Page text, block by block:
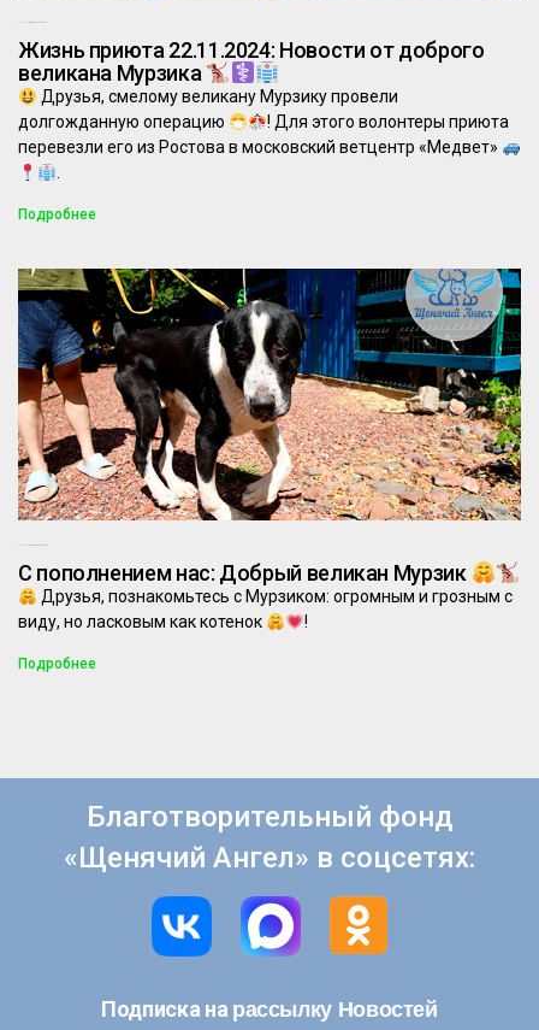
Жизнь приюта 22.11.2024: Новости от доброго
великана Мурзика
Друзья, смелому великану Мурзику провели
долгожданную операцию
! Для этого волонтеры приюта
перевезли его из Ростова в московский ветцентр «Медвет»
.
Подробнее
С пополнением нас: Добрый великан Мурзик
Друзья, познакомьтесь с Мурзиком: огромным и грозным с
виду, но ласковым как котенок
!
Подробнее
Благотворительный фонд
«Щенячий Ангел» в соцсетях:
Подписка на рассылку Новостей